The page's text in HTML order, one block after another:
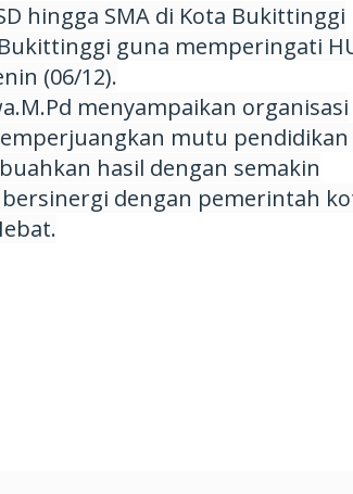
hingga SMA di Kota Bukittinggi
guna memperingati
(06/12).
menyampaikan organisasi
mutu pendidikan
hasil dengan semakin
dengan pemerintah